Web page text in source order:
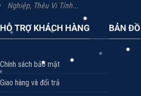
Nghiệp, Thêu Vi Tính...
HỖ TRỢ KHÁCH HÀNG
Chính sách bảo mật
Giao hàng và đổi trả
BẢN ĐỒ